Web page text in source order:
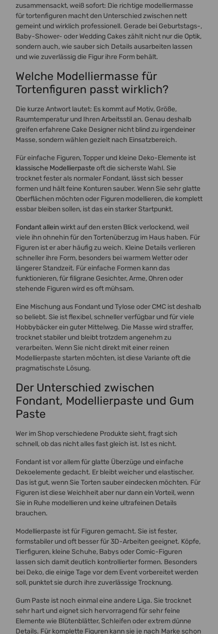
zusammensackt, weiß sofort: Die richtige modelliermasse
für tortenfiguren macht den Unterschied zwischen nett
gemeint und wirklich professionell. Gerade bei Geburtstags-,
Baby-Shower- oder Wedding Cakes zählt nicht nur die Optik,
sondern auch, wie sauber sich Details ausarbeiten lassen
und wie zuverlässig die Figur ihre Form behält.
Welche Modelliermasse für
Tortenfiguren passt wirklich?
Die kurze Antwort lautet: Es kommt auf Motiv, Größe,
Raumtemperatur und Ihren Arbeitsstil an. Genau deshalb
greifen erfahrene Cake Designer nicht blind zu irgendeiner
Masse, sondern wählen gezielt nach Einsatzbereich.
Für einfache Figuren, Topper und kleine Deko-Elemente ist
klassische Modellierpaste oft die sicherste Wahl. Sie
trocknet fester als normaler Fondant, lässt sich besser
formen und hält feine Konturen sauber. Wenn Sie sehr glatte
Oberflächen möchten oder Figuren modellieren, die komplett
essbar bleiben sollen, ist das ein starker Startpunkt.
Fondant alleinwirkt auf den ersten Blick verlockend, weil
viele ihn ohnehin für den Tortenüberzug im Haus haben. Für
Figuren ist er aber häufig zu weich. Kleine Details verlieren
schneller ihre Form, besonders bei warmem Wetter oder
längerer Standzeit. Für einfache Formen kann das
funktionieren, für filigrane Gesichter, Arme, Ohren oder
stehende Figuren wird es oft mühsam.
Eine Mischung aus Fondant und Tylose oder CMC ist deshalb
so beliebt. Sie ist flexibel, schneller verfügbar und für viele
Hobbybäcker ein guter Mittelweg. Die Masse wird straffer,
trocknet stabiler und bleibt trotzdem angenehm zu
verarbeiten. Wenn Sie nicht direkt mit einer reinen
Modellierpaste starten möchten, ist diese Variante oft die
pragmatischste Lösung.
Der Unterschied zwischen
Fondant, Modellierpaste und Gum
Paste
Wer im Shop verschiedene Produkte sieht, fragt sich
schnell, ob das nicht alles fast gleich ist. Ist es nicht.
Fondant ist vor allem für glatte Überzüge und einfache
Dekoelemente gedacht. Er bleibt weicher und elastischer.
Das ist gut, wenn Sie Torten sauber eindecken möchten. Für
Figuren ist diese Weichheit aber nur dann ein Vorteil, wenn
Sie in Ruhe modellieren und keine ultrafeinen Details
brauchen.
Modellierpaste ist für Figuren gemacht. Sie ist fester,
formstabiler und oft besser für 3D-Arbeiten geeignet. Köpfe,
Tierfiguren, kleine Schuhe, Babys oder Comic-Figuren
lassen sich damit deutlich kontrollierter formen. Besonders
bei Deko, die einige Tage vor dem Event vorbereitet werden
soll, punktet sie durch ihre zuverlässige Trocknung.
Gum Paste ist noch einmal eine andere Liga. Sie trocknet
sehr hart und eignet sich hervorragend für sehr feine
Elemente wie Blütenblätter, Schleifen oder extrem dünne
Details. Für komplette Figuren kann sie je nach Marke schon